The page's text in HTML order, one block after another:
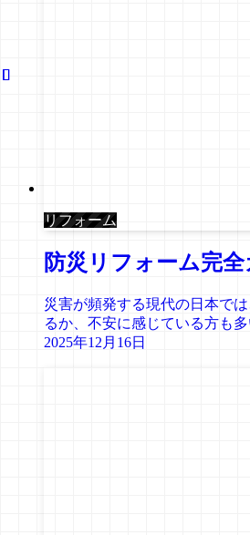
リフォーム
防災リフォーム完
災害が頻発する現代の日本で
るか、不安に感じている方も
2025年12月16日